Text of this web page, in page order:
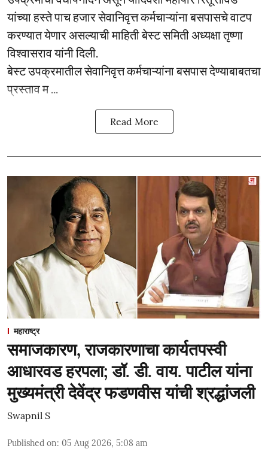
यांच्या हस्ते पाच हजार सेवानिवृत्त कर्मचाऱ्यांना बसपासचे वाटप
करण्यात येणार असल्याची माहिती बेस्ट समिती अध्यक्षा तृष्णा
विश्वासराव यांनी दिली.
बेस्ट उपक्रमातील सेवानिवृत्त कर्मचाऱ्यांना बसपास देण्याबाबतचा
प्रस्ताव म ...
Read More
महाराष्ट्र
समाजकारण, राजकारणाचा कार्यतपस्वी
आधारवड हरपला; डॉ. डी. वाय. पाटील यांना
मुख्यमंत्री देवेंद्र फडणवीस यांची श्रद्धांजली
Swapnil S
Published on: 05 Aug 2026, 5:08 am